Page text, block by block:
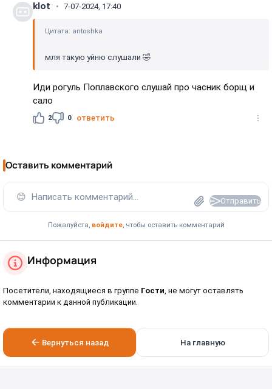
klot 7-07-2024, 17:40
Цитата: antoshka
мля такую уйню слушали 🤣
Иди рогуль Поплавского слушай про часник борщ и
сало
2 0 ответить
Оставить комментарий
😊 Написать комментарий... Отправить
Пожалуйста, войдите, чтобы оставить комментарий
Информация
Посетители, находящиеся в группе Гости, не могут оставлять
комментарии к данной публикации.
Вернуться назад На главную